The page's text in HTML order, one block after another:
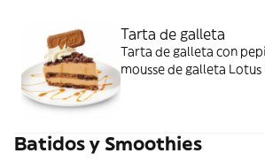
Tarta de galleta
Tarta de galleta con
mousse de galleta
Batidos y Smoothies